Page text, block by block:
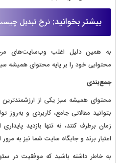
بیشتر بخوانید: نرخ تبدیل
به همین دلیل اغلب وب‌سایت‌های
محتوایی خود را بر پایه محتوای همیشه
جمع‌بندی
محتوای همیشه سبز یکی از
بتوانید مقالاتی جامع، کاربردی و به‌روز
زمان برطرف کنند، نه تنها بازدید
اعتبار برند و جایگاه سایت شما نیز به
به خاطر داشته باشید که موفقیت در سئو